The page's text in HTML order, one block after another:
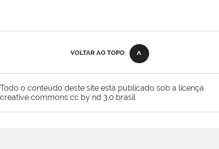
VOLTAR AO TOPO
Todo o conteúdo deste site está publicado sob a licença
creative commons cc by nd 3.0 brasil